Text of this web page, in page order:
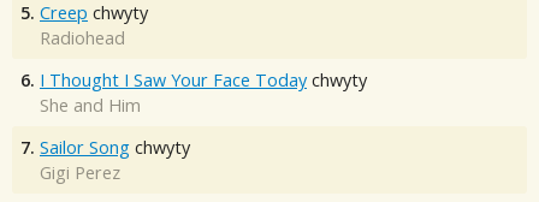
5. Creep chwyty
Radiohead
6. I Thought I Saw Your Face Today chwyty
She and Him
7. Sailor Song chwyty
Gigi Perez